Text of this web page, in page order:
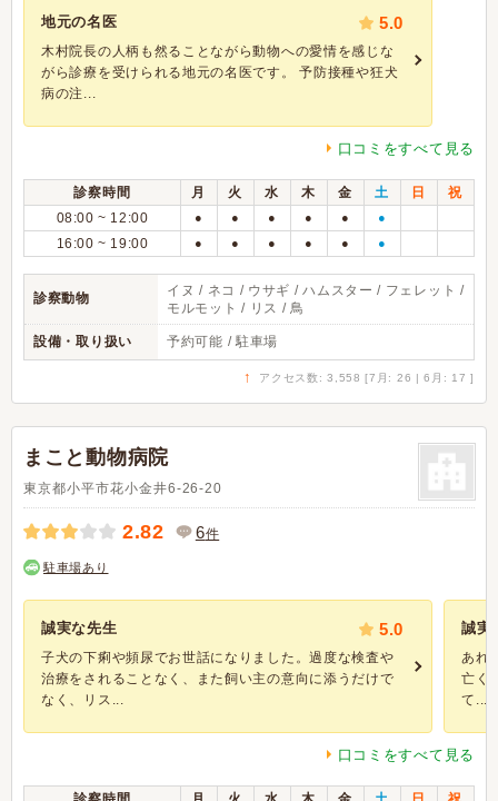
地元の名医 5.0
木村院長の人柄も然ることながら動物への愛情を感じな
がら診療を受けられる地元の名医です。 予防接種や狂犬
病の注...
口コミをすべて見る
診察時間 月 火 水 木 金 土 日
祝
08:00 ~ 12:00
● ● ● ● ● ●
16:00 ~ 19:00 ● ● ● ● ● ●
診察動物
イヌ / ネコ / ウサギ / ハムスター / フェレット /
モルモット / リス / 鳥
設備・取り扱い 予約可能 / 駐車場
↑ アクセス数: 3,558 [7月: 26 | 6月: 17 ]
まこと動物病院
東京都小平市花小金井6-26-20
2.82 6件
駐車場あり
誠実な先生 5.0
子犬の下痢や頻尿でお世話になりました。過度な検査や
治療をされることなく、また飼い主の意向に添うだけで
なく、リス...
誠実
あれ
亡く
て...
口コミをすべて見る